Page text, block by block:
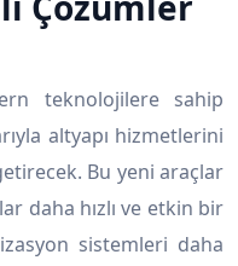
teknolojilere sahip
altyapı hizmetlerini
Bu yeni araçlar
daha hızlı ve etkin bir
sistemleri daha